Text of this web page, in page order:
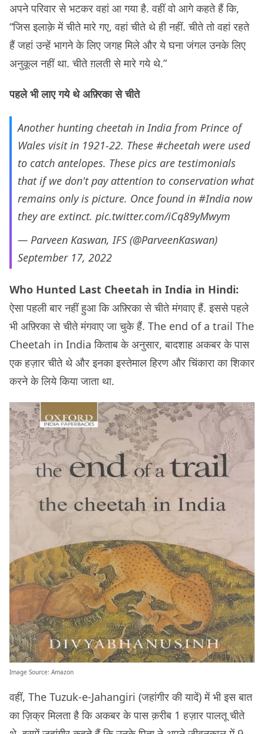
अपने परिवार से भटकर वहां आ गया है. वहीं वो आगे कहते हैं कि,
“जिस इलाक़े में चीते मारे गए, वहां चीते थे ही नहीं. चीते तो वहां रहते
हैं जहां उन्हें भागने के लिए जगह मिले और ये घना जंगल उनके लिए
अनुकूल नहीं था. चीते ग़लती से मारे गये थे.”
पहले भी लाए गये थे अफ़्रिका से चीते
Another hunting cheetah in India from Prince of
Wales visit in 1921-22. These #cheetah were used
to catch antelopes. These pics are testimonials
that if we don't pay attention to conservation what
remains only is picture. Once found in #India now
they are extinct. pic.twitter.com/iCq89yMwym
— Parveen Kaswan, IFS (@ParveenKaswan)
September 17, 2022
Who Hunted Last Cheetah in India in Hindi:
ऐसा पहली बार नहीं हुआ कि अफ़्रिका से चीते मंगवाए हैं. इससे पहले
भी अफ़्रिका से चीते मंगवाए जा चुके हैं. The end of a trail The
Cheetah in India किताब के अनुसार, बादशाह अकबर के पास
एक हज़ार चीते थे और इनका इस्तेमाल हिरण और चिंकारा का शिकार
करने के लिये किया जाता था.
Image Source: Amazon
वहीं, The Tuzuk-e-Jahangiri (जहांगीर की यादें) में भी इस बात
का ज़िक्र मिलता है कि अकबर के पास क़रीब 1 हज़ार पालतू चीते